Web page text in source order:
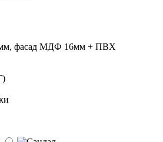
фасад МДФ 16мм + ПВХ